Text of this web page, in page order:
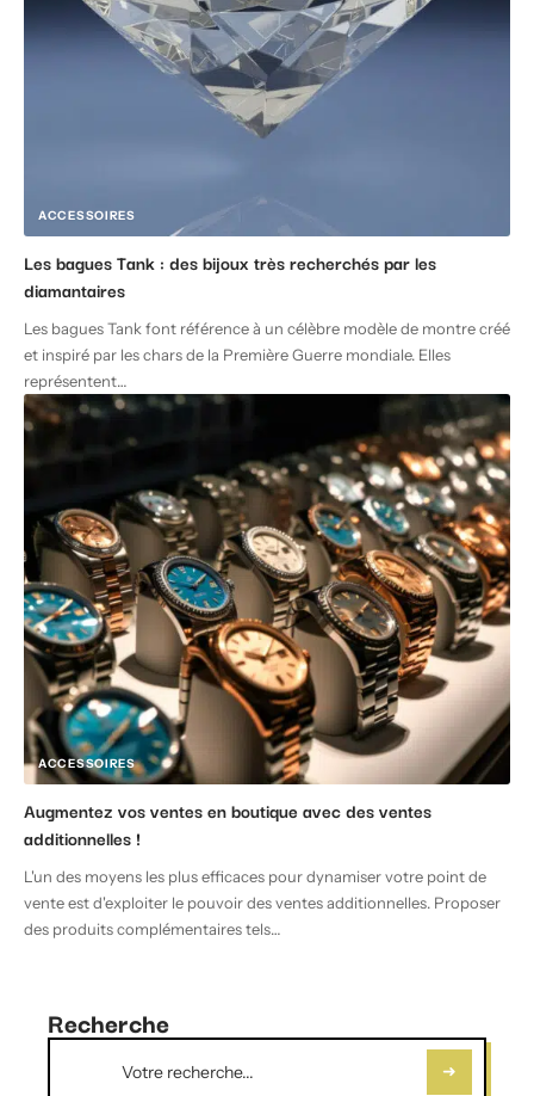
ACCESSOIRES
Les bagues Tank : des bijoux très recherchés par les
diamantaires
Les bagues Tank font référence à un célèbre modèle de montre créé
et inspiré par les chars de la Première Guerre mondiale. Elles
représentent…
ACCESSOIRES
Augmentez vos ventes en boutique avec des ventes
additionnelles !
L'un des moyens les plus efficaces pour dynamiser votre point de
vente est d'exploiter le pouvoir des ventes additionnelles. Proposer
des produits complémentaires tels…
Recherche